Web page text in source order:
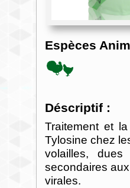
Espèces
Déscriptif :
Traitement et
Tylosine chez
volailles,
secondaires
virales.